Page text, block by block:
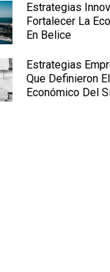
Estrategias
Fortalecer La
En Belice
Estrategias
Que Definieron
Económico Del